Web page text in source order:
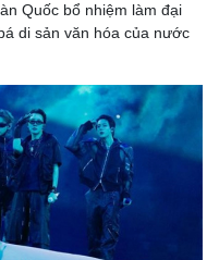
nghệ
điệu
Công nghệ
nghiệm
Chuyển đổi số
Quốc bổ nhiệm làm đại
di sản văn hóa của nước